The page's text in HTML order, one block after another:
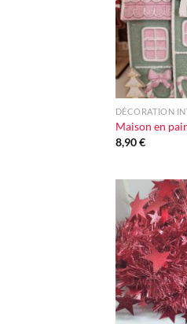
+
DÉCORATION
Maison en
8,90€